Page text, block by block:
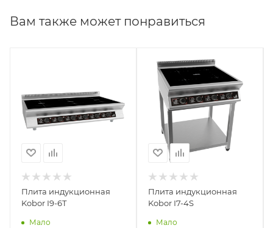
Вам также может понравиться
Плита индукционная
Kobor I9-6T
Мало
Плита индукционная
Kobor I7-4S
Мало